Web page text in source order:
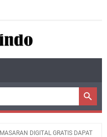
DIGITAL GRATIS DAPAT